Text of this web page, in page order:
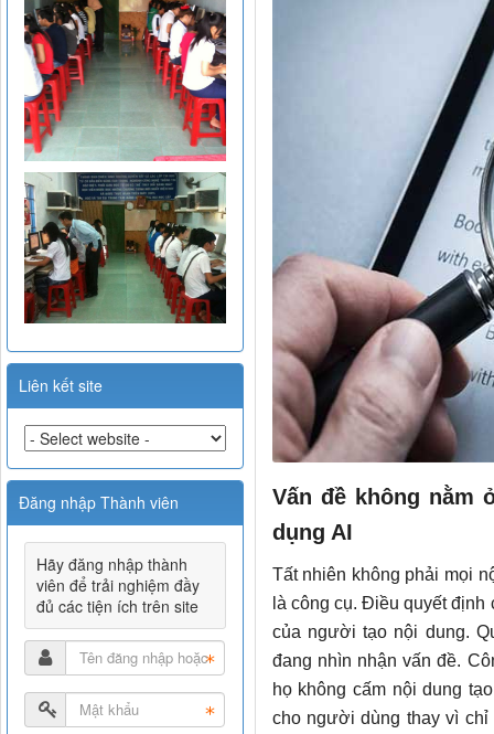
Vấn đề không nằm
dụng AI
Tất nhiên không phải mọi
là công cụ. Điều quyết
của người tạo nội dung.
đang nhìn nhận vấn đề.
họ không cấm nội dung
cho người dùng thay vì chỉ
Liên kết site
Đăng nhập Thành viên
Hãy đăng nhập thành
viên để trải nghiệm đầy
đủ các tiện ích trên site